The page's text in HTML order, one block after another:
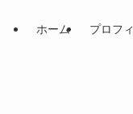
ホーム プロフ